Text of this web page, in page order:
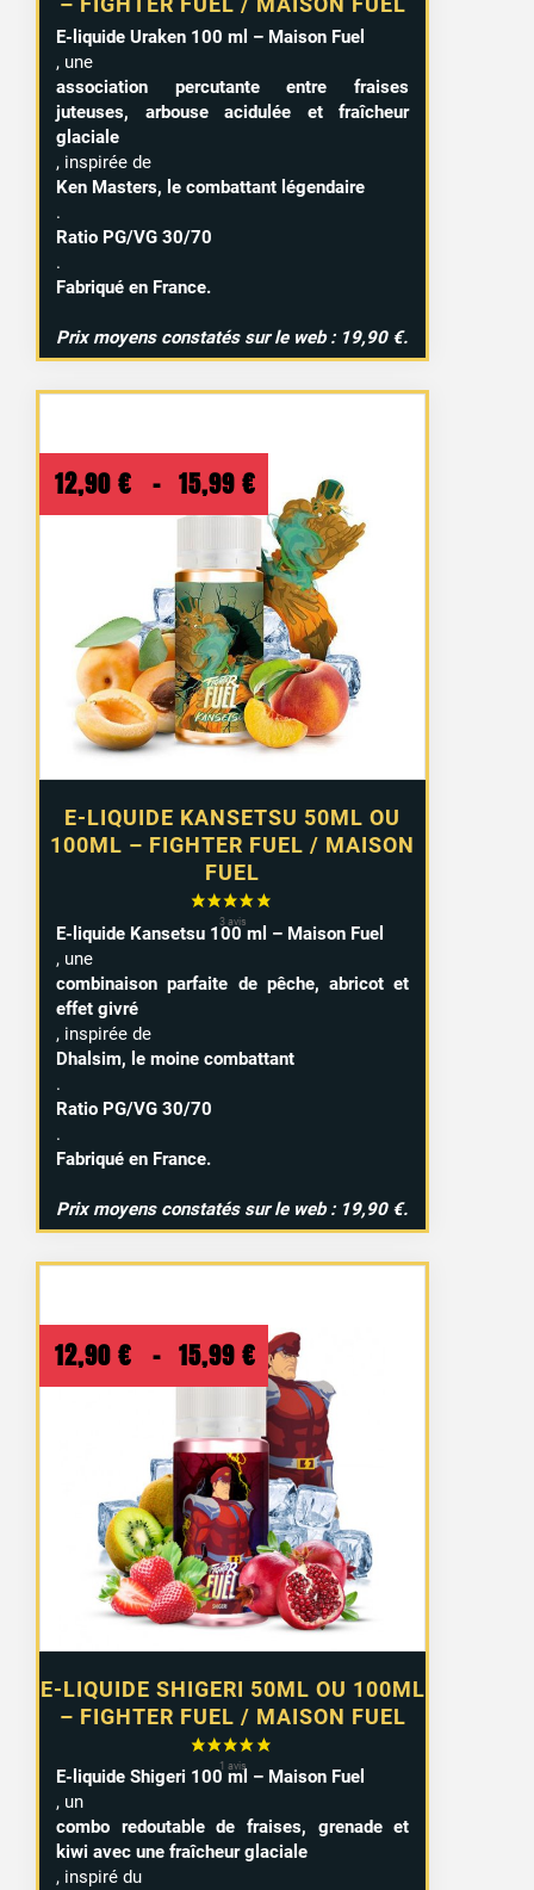
E-liquide Uraken 100 ml – Maison Fuel
, une
association percutante entre fraises
juteuses, arbouse acidulée et fraîcheur
glaciale
, inspirée de
Ken Masters, le combattant légendaire
.
Ratio PG/VG 30/70
.
Fabriqué en France.
Prix moyens constatés sur le web : 19,90 €.
E-LIQUIDE KANSETSU 50ML OU
100ML – FIGHTER FUEL / MAISON
FUEL
12,90 € – 15,99 €
Plage
de
prix :
12,90 €
à
15,99 €
E-liquide Kansetsu 100 ml – Maison Fuel
, une
combinaison parfaite de pêche, abricot et
effet givré
, inspirée de
Dhalsim, le moine combattant
.
Ratio PG/VG 30/70
.
Fabriqué en France.
Prix moyens constatés sur le web : 19,90 €.
E-LIQUIDE SHIGERI 50ML OU 100ML
– FIGHTER FUEL / MAISON FUEL
12,90 € – 15,99 € Plage
de
prix :
12,90 €
à
15,99 €
E-liquide Shigeri 100 ml – Maison Fuel
, un
combo redoutable de fraises, grenade et
kiwi avec une fraîcheur glaciale
, inspiré du